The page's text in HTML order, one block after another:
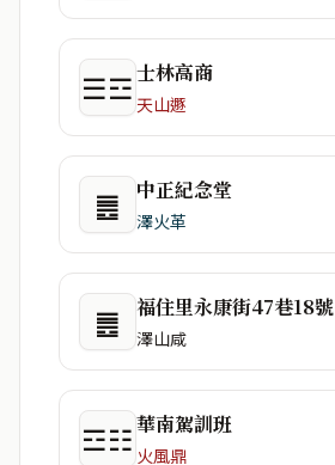
☰☲士林高商
天山遯
䷌ 中正紀念堂
澤火革
䷌ 福住里永康街47巷18號
澤山咸
☲☷華南駕訓班
火風鼎